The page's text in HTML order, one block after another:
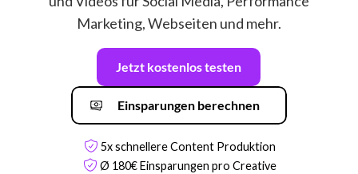
Marketing, Webseiten und mehr.
Jetzt kostenlos testen
Einsparungen berechnen
5x schnellere Content Produktion
Ø 180€ Einsparungen pro Creative